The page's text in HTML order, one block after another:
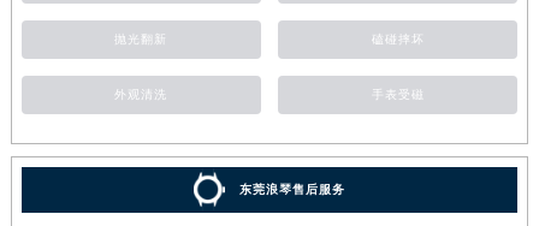
抛光翻新 磕碰摔坏
外观清洗 手表受磁
东莞浪琴售后服务